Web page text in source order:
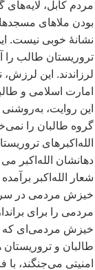
مردم کابل، لایههای
بودن ملاهای
نشانۀ خوبی نیست.
تروریستان طالب را
لرزاندند. این
امارت اسلامی و
این روایت، بهروشنی
گروه طالبان را نمی
الله اکبرهای
دهانشان الله اکبر می
شعار الله اکبر
خیزش مردمی در
مردمی را برای
خیزش مردمی ای
طالبان و
امنیتی میجنگند، با